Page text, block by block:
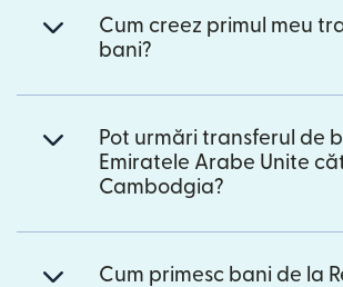
Cum creez primul meu
bani?
Pot urmări transferul de
Emiratele Arabe Unite
Cambodgia?
Cum primesc bani de la